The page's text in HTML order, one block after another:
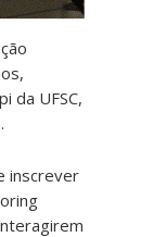
da UFSC,
inscrever